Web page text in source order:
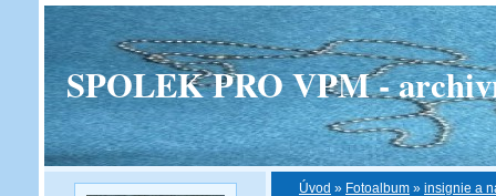
SPOLEK PRO VPM -
Úvod » Fotoalbum » insignie a